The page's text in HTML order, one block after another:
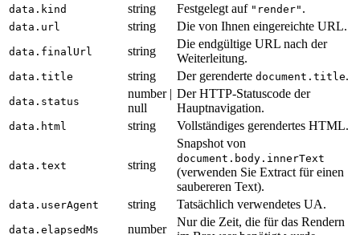
data.kind string Festgelegt auf "render" .
data.url string Die von Ihnen eingereichte URL.
data.finalUrl string
Die endgültige URL nach der
Weiterleitung.
data.title string Der gerenderte document.title.
data.status
number |
null
Der HTTP-Statuscode der
Hauptnavigation.
data.html string Vollständiges gerendertes HTML.
data.text string
Snapshot von
document.body.innerText
(verwenden Sie Extract für einen
saubereren Text).
data.userAgent string Tatsächlich verwendetes UA.
data.elapsedMs number
Nur die Zeit, die für das Rendern